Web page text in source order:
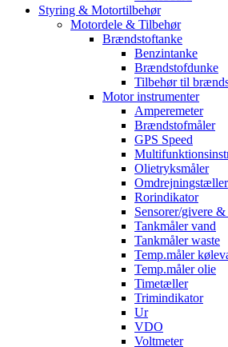
Styring & Motortilbehør
Motordele & Tilbehør
Brændstoftanke
Benzintanke
Brændstofdunke
Tilbehør til
Motor instrumenter
Amperemeter
Brændstofmåler
GPS Speed
Olietryksmåler
Omdrejningstæller
Rorindikator
Sensorer/givere
Tankmåler vand
Tankmåler waste
Temp.måler
Temp.måler olie
Timetæller
Trimindikator
Ur
VDO
Voltmeter